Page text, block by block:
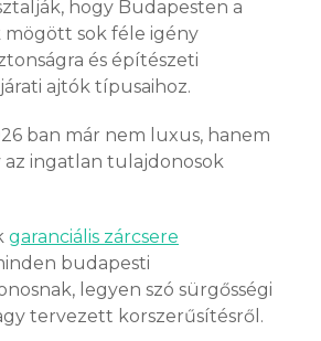
hogy Budapesten a
mögött sok féle igény
és építészeti
ajtók típusaihoz.
ban már nem luxus, hanem
az ingatlan tulajdonosok
garanciális zárcsere
budapesti
legyen szó sürgősségi
tervezett korszerűsítésről.